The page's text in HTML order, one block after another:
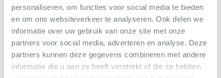
personaliseren, om functies voor social media te bieden
en om ons websiteverkeer te analyseren. Ook delen we
informatie over uw gebruik van onze site met onze
partners voor social media, adverteren en analyse. Deze
partners kunnen deze gegevens combineren met andere
informatie die u aan ze heeft verstrekt of die ze hebben
claudia
17 augustus 2024
Es ist ein wunderschönes Haus mit einem